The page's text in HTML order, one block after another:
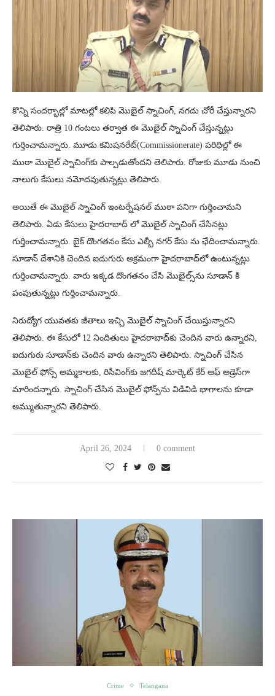
కొన్ని సందర్భాల్లో మాటల్లో కలిపి మొబైల్ స్నాచింగ్, నగదు చోరీ చేస్తున్నారని
తెలిపారు. రాత్రి 10 గంటలు తర్వాత ఈ మొబైల్ స్నాచింగ్ చేస్తున్నట్లు
గుర్తించామన్నారు. మూడు కమిషనరేట్‌(Commissionerate) పరిధిల్లో ఈ
ముఠా మొబైల్ స్నాచింగ్‌కు పాల్పడుతోందని తెలిపారు. రోజుకు మూడు నుంచి
నాలుగు కేసులు నమోదవుతున్నట్లు తెలిపారు.
అయితే ఈ మొబైల్ స్నాచింగ్‌ ఇంటర్నేషనల్ ముఠా పనిగా గుర్తించామని
తెలిపారు. ఏడు కేసులు హైదరాబాద్ లో మొబైల్ స్నాచింగ్ చేసినట్లు
గుర్తించామన్నారు. బైక్ దొంగతనం కేసు ఎల్బీ నగర్ కేసు ను ఛేదించామన్నారు.
సూడాన్ దేశానికి చెందిన ఐదుగురు అక్రమంగా హైదరాబాద్‌లో ఉంటున్నట్లు
గుర్తించామన్నారు. వారు ఇక్కడ దొంగతనం చేసి మొబైల్స్‌ను సూడాన్ కి
పంపుతున్నట్లు గుర్తించామన్నారు.
నిరుద్యోగ యువతకు జీతాలు ఇచ్చి మొబైల్ స్నాచింగ్ చేయిస్తున్నారని
తెలిపారు. ఈ కేసులో 12 నిందితులు హైదరాబాద్‌కు చెందిన వారు ఉన్నారని,
ఐదుగురు సూడాన్‌కు చెందిన వారు ఉన్నారని తెలిపారు. స్నాచింగ్ చేసిన
మొబైల్ ఫోన్స్ అమ్మకాలకు, రిసీవింగ్‌కు జగదీష్ మార్కెట్ కేర్ ఆఫ్ అడ్రెస్‌గా
మారిందన్నారు. స్నాచింగ్ చేసిన మొబైల్ ఫోన్స్‌ను విడివిడి భాగాలను కూడా
అమ్ముతున్నారని తెలిపారు.
April 26, 2024 0 comment
Crime Telangana